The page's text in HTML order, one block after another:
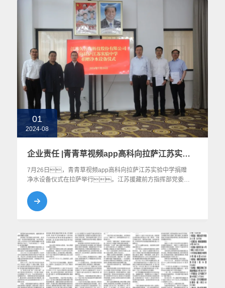
01
2024-08
企业责任 |青青草视频app高科向拉萨江苏实验中学捐赠净水设备仪式在拉萨举行
7月26日，青青草视频app高科向拉萨江苏实验中学捐赠
净水设备仪式在拉萨举行。江苏援藏前方指挥部党委副
记、董事长、总经理党建兵出席捐赠仪
式。捐赠仪式由江苏援藏前方指挥部党委委
江苏实验中学党委副书记、校长殷飞签订了捐赠协
议。